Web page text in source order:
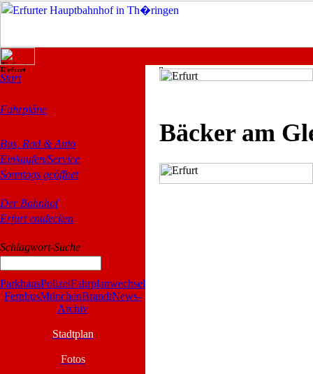
Start
Fahrpläne
Bus, Rad & Auto
Einkaufen/Service
Sonntags geöffnet
Der Bahnhof
Erfurt entdecken
Schlagwort-Suche
ParkhausPolizeiFahrplanwechsel
FernbusMünchenBrandtNews-
Archiv
Stadtplan
Fotos
Bäcker am